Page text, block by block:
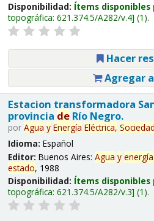
Disponibilidad: Ítems
topográfica: 621.374.5/A282/v.4 (1).
Hacer
Agregar
Estacion transformadora
provincia deRío Negro.
por Agua y Energía Eléctrica, Sociedad
Idioma: Español
Editor: Buenos Aires: Agua y energía
estado, 1988
Disponibilidad: Ítems
topográfica: 621.374.5/A282/v.3 (1).